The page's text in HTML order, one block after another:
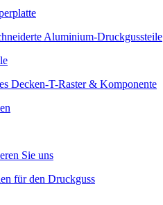
Aluminium-Druckgussteile
Decken-T-Raster & Komponente
Sie uns
für den Druckguss